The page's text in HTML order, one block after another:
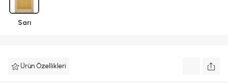
Sarı
Ürün Özellikleri